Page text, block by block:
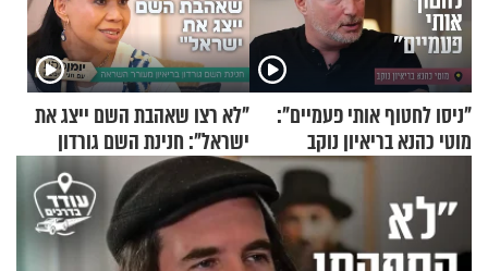
"ניסו לחטוף אותי פעמיים":
מוטי כהנא בריאיון נוקב
"לא רצו שאהבת השם ייצג את
ישראל": חנינת השם גורדון
בריאיון מעורר השראה